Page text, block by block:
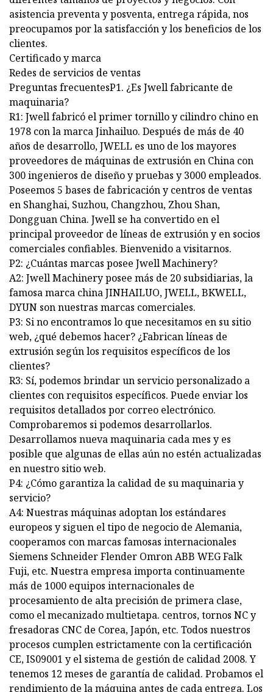
asistencia preventa y posventa, entrega rápida, nos
preocupamos por la satisfacción y los beneficios de los
clientes.
Certificado y marca
Redes de servicios de ventas
Preguntas frecuentesP1. ¿Es Jwell fabricante de
maquinaria?
R1: Jwell fabricó el primer tornillo y cilindro chino en
1978 con la marca Jinhailuo. Después de más de 40
años de desarrollo, JWELL es uno de los mayores
proveedores de máquinas de extrusión en China con
300 ingenieros de diseño y pruebas y 3000 empleados.
Poseemos 5 bases de fabricación y centros de ventas
en Shanghai, Suzhou, Changzhou, Zhou Shan,
Dongguan China. Jwell se ha convertido en el
principal proveedor de líneas de extrusión y en socios
comerciales confiables. Bienvenido a visitarnos.
P2: ¿Cuántas marcas posee Jwell Machinery?
A2: Jwell Machinery posee más de 20 subsidiarias, la
famosa marca china JINHAILUO, JWELL, BKWELL,
DYUN son nuestras marcas comerciales.
P3: Si no encontramos lo que necesitamos en su sitio
web, ¿qué debemos hacer? ¿Fabrican líneas de
extrusión según los requisitos específicos de los
clientes?
R3: Sí, podemos brindar un servicio personalizado a
clientes con requisitos específicos. Puede enviar los
requisitos detallados por correo electrónico.
Comprobaremos si podemos desarrollarlos.
Desarrollamos nueva maquinaria cada mes y es
posible que algunas de ellas aún no estén actualizadas
en nuestro sitio web.
P4: ¿Cómo garantiza la calidad de su maquinaria y
servicio?
A4: Nuestras máquinas adoptan los estándares
europeos y siguen el tipo de negocio de Alemania,
cooperamos con marcas famosas internacionales
Siemens Schneider Flender Omron ABB WEG Falk
Fuji, etc. Nuestra empresa importa continuamente
más de 1000 equipos internacionales de
procesamiento de alta precisión de primera clase,
como el mecanizado multietapa. centros, tornos NC y
fresadoras CNC de Corea, Japón, etc. Todos nuestros
procesos cumplen estrictamente con la certificación
CE, IS09001 y el sistema de gestión de calidad 2008. Y
tenemos 12 meses de garantía de calidad. Probamos el
rendimiento de la máquina antes de cada entrega. Los